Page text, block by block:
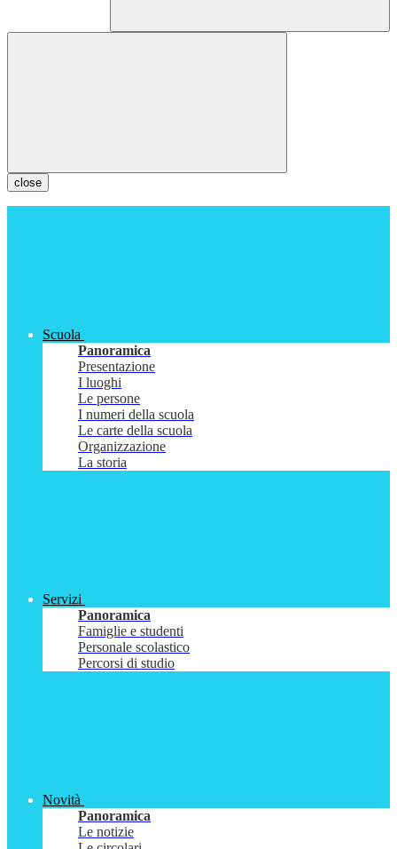
close
Scuola
Panoramica
Presentazione
I luoghi
Le persone
I numeri della scuola
Le carte della scuola
Organizzazione
La storia
Servizi
Panoramica
Famiglie e studenti
Personale scolastico
Percorsi di studio
Novità
Panoramica
Le notizie